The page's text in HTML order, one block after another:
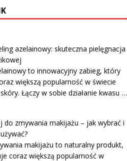
azelainowy: skuteczna pielęgnacja
to innowacyjny zabieg, który
większą popularność w świecie
Łączy w sobie działanie kwasu …
do zmywania makijażu – jak wybrać i
makijażu to naturalny produkt,
coraz większą popularność w